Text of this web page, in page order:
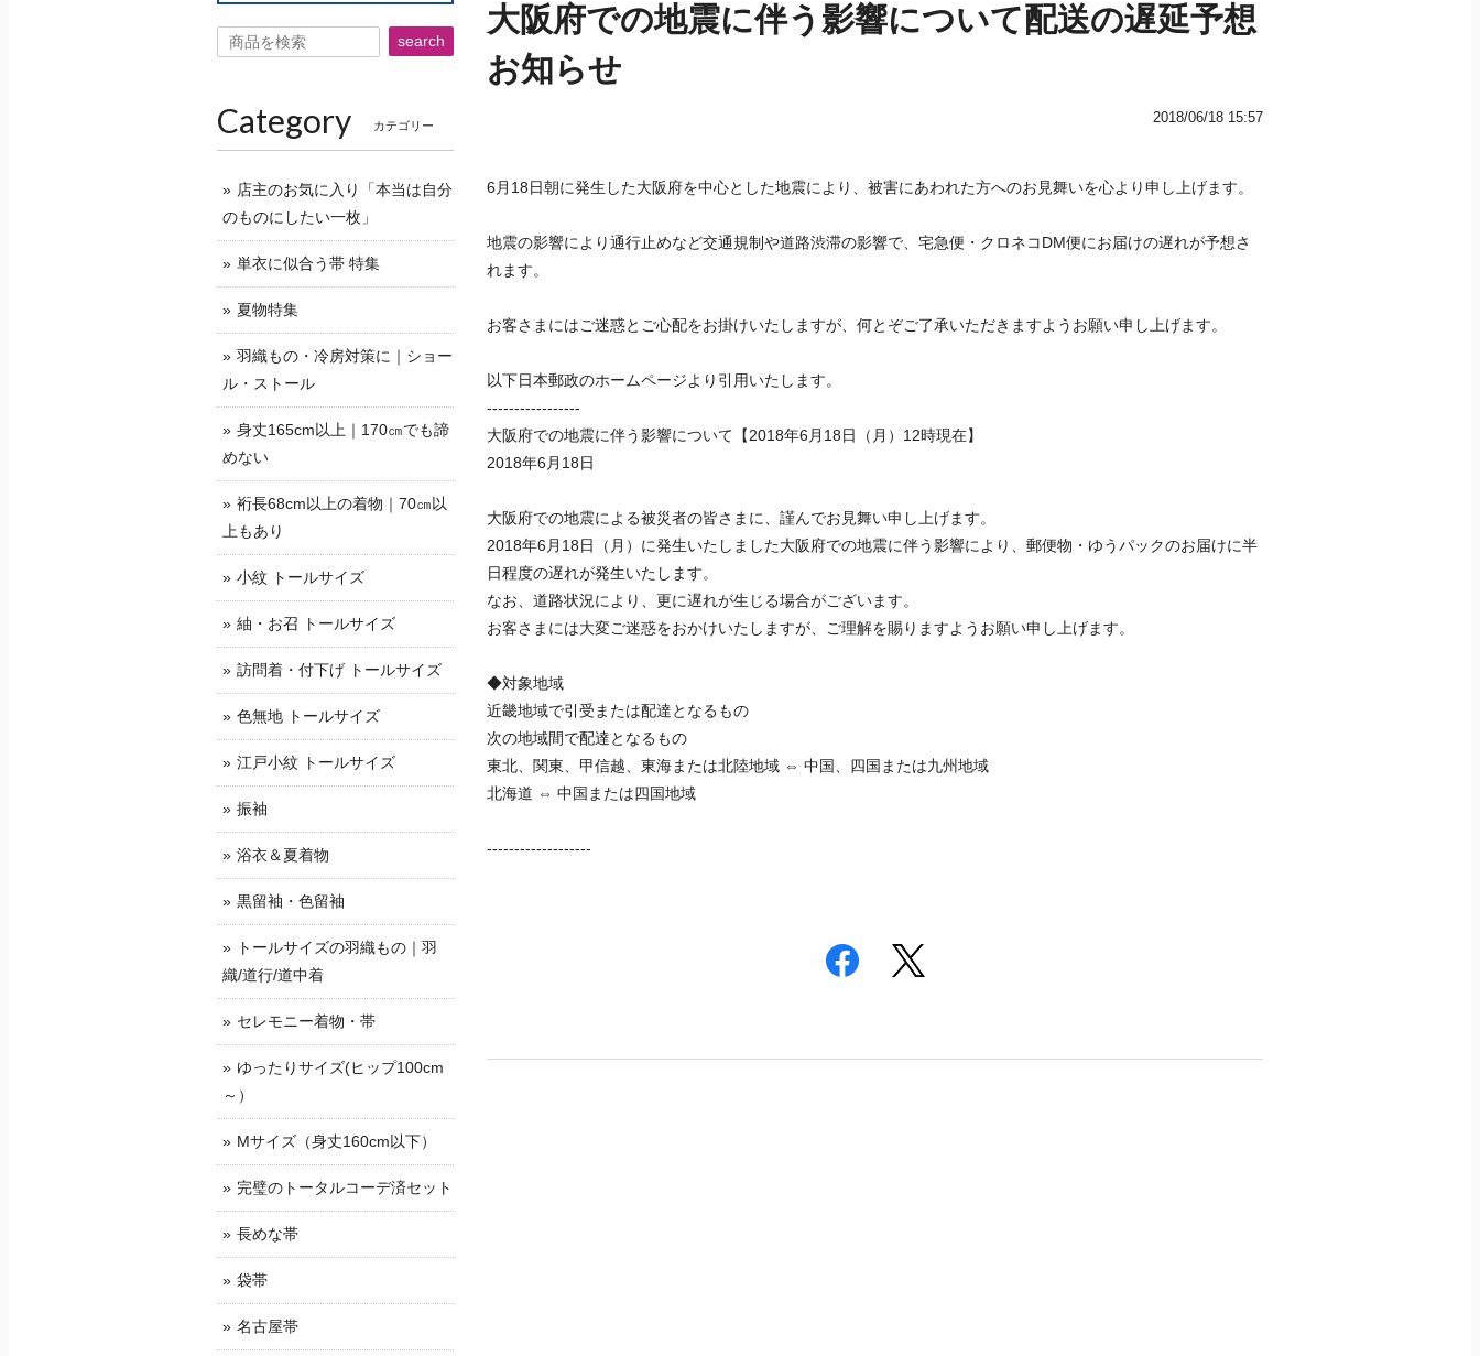
大阪府での地震に伴う影響について配送の遅延予想
お知らせ
2018/06/18 15:57
6月18日朝に発生した大阪府を中心とした地震により、被害にあわれた方へのお見舞いを心より申し上げます。
地震の影響により通行止めなど交通規制や道路渋滞の影響で、宅急便・クロネコDM便にお届けの遅れが予想さ
れます。
お客さまにはご迷惑とご心配をお掛けいたしますが、何とぞご了承いただきますようお願い申し上げます。
以下日本郵政のホームページより引用いたします。
-----------------
大阪府での地震に伴う影響について【2018年6月18日（月）12時現在】
2018年6月18日
大阪府での地震による被災者の皆さまに、謹んでお見舞い申し上げます。
2018年6月18日（月）に発生いたしました大阪府での地震に伴う影響により、郵便物・ゆうパックのお届けに半
日程度の遅れが発生いたします。
なお、道路状況により、更に遅れが生じる場合がございます。
お客さまには大変ご迷惑をおかけいたしますが、ご理解を賜りますようお願い申し上げます。
◆対象地域
近畿地域で引受または配達となるもの
次の地域間で配達となるもの
東北、関東、甲信越、東海または北陸地域 ⇔ 中国、四国または九州地域
北海道 ⇔ 中国または四国地域
-------------------
search
Category カテゴリー
店主のお気に入り「本当は自分
のものにしたい一枚」
単衣に似合う帯 特集
夏物特集
羽織もの・冷房対策に｜ショー
ル・ストール
身丈165cm以上｜170㎝でも諦
めない
裄長68cm以上の着物｜70㎝以
上もあり
小紋 トールサイズ
紬・お召 トールサイズ
訪問着・付下げ トールサイズ
色無地 トールサイズ
江戸小紋 トールサイズ
振袖
浴衣＆夏着物
黒留袖・色留袖
トールサイズの羽織もの｜羽
織/道行/道中着
セレモニー着物・帯
ゆったりサイズ(ヒップ100cm
～）
Mサイズ（身丈160cm以下）
完璧のトータルコーデ済セット
長めな帯
袋帯
名古屋帯